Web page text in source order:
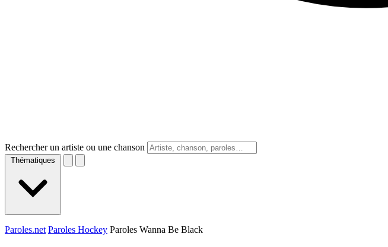
Rechercher un artiste ou une chanson
Thématiques
Paroles.net Paroles Hockey Paroles Wanna Be Black